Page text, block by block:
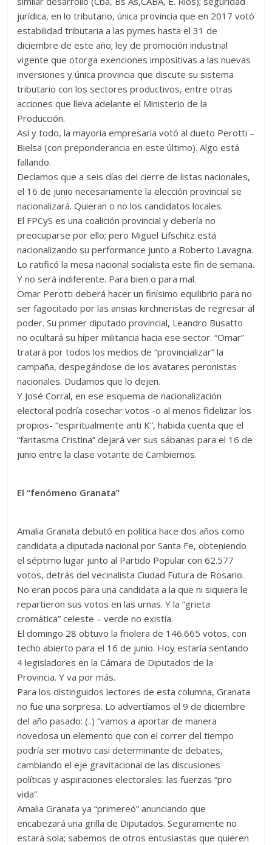
jurídica, en lo tributario, única provincia que en 2017 votó
estabilidad tributaria a las pymes hasta el 31 de
diciembre de este año; ley de promoción industrial
vigente que otorga exenciones impositivas a las nuevas
inversiones y única provincia que discute su sistema
tributario con los sectores productivos, entre otras
acciones que lleva adelante el Ministerio de la
Producción.
Así y todo, la mayoría empresaria votó al dueto Perotti –
Bielsa (con preponderancia en este último). Algo está
fallando.
Decíamos que a seis días del cierre de listas nacionales,
el 16 de junio necesariamente la elección provincial se
nacionalizará. Quieran o no los candidatos locales.
El FPCyS es una coalición provincial y debería no
preocuparse por ello; pero Miguel Lifschitz está
nacionalizando su performance junto a Roberto Lavagna.
Lo ratificó la mesa nacional socialista este fin de semana.
Y no será indiferente. Para bien o para mal.
Omar Perotti deberá hacer un finísimo equilibrio para no
ser fagocitado por las ansias kirchneristas de regresar al
poder. Su primer diputado provincial, Leandro Busatto
no ocultará su híper militancia hacia ese sector. “Omar”
tratará por todos los medios de “provincializar” la
campaña, despegándose de los avatares peronistas
nacionales. Dudamos que lo dejen.
Y José Corral, en ese esquema de nacionalización
electoral podría cosechar votos -o al menos fidelizar los
propios- “espiritualmente anti K”, habida cuenta que el
“fantasma Cristina” dejará ver sus sábanas para el 16 de
junio entre la clase votante de Cambiemos.
El “fenómeno Granata”
Amalia Granata debutó en política hace dos años como
candidata a diputada nacional por Santa Fe, obteniendo
el séptimo lugar junto al Partido Popular con 62.577
votos, detrás del vecinalista Ciudad Futura de Rosario.
No eran pocos para una candidata a la que ni siquiera le
repartieron sus votos en las urnas. Y la “grieta
cromática” celeste – verde no existía.
El domingo 28 obtuvo la friolera de 146.665 votos, con
techo abierto para el 16 de junio. Hoy estaría sentando
4 legisladores en la Cámara de Diputados de la
Provincia. Y va por más.
Para los distinguidos lectores de esta columna, Granata
no fue una sorpresa. Lo advertíamos el 9 de diciembre
del año pasado: (..) “vamos a aportar de manera
novedosa un elemento que con el correr del tiempo
podría ser motivo casi determinante de debates,
cambiando el eje gravitacional de las discusiones
políticas y aspiraciones electorales: las fuerzas “pro
vida”.
Amalia Granata ya “primereó” anunciando que
encabezará una grilla de Diputados. Seguramente no
estará sola; sabemos de otros entusiastas que quieren